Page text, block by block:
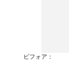
ビフォア：